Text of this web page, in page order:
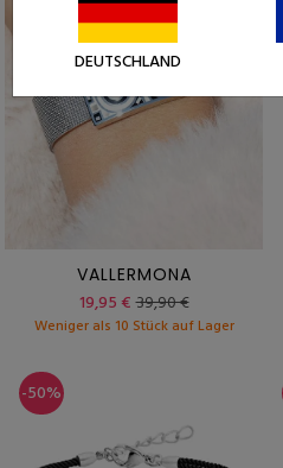
VALLERMONA
19,95 €39,90 €
Weniger als 10 Stück auf Lager
-50%
DEUTSCHLAND